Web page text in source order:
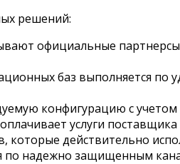
решений:
официальные
баз выполняется по
конфигурацию с учетом
услуги
которые действительно
по надежно защищенным